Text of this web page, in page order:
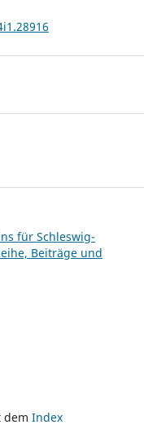
für Schleswig-
Beiträge und
dem Index